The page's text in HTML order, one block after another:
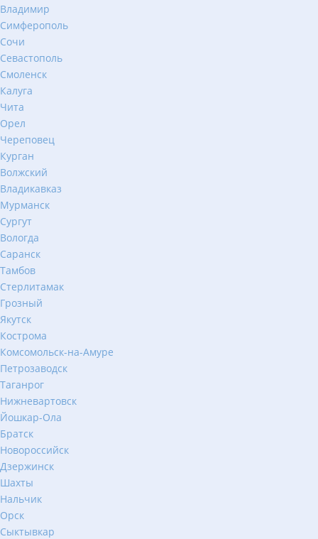
Владимир
Симферополь
Сочи
Севастополь
Смоленск
Калуга
Чита
Орел
Череповец
Курган
Волжский
Владикавказ
Мурманск
Сургут
Вологда
Саранск
Тамбов
Стерлитамак
Грозный
Якутск
Кострома
Комсомольск-на-Амуре
Петрозаводск
Таганрог
Нижневартовск
Йошкар-Ола
Братск
Новороссийск
Дзержинск
Шахты
Нальчик
Орск
Сыктывкар